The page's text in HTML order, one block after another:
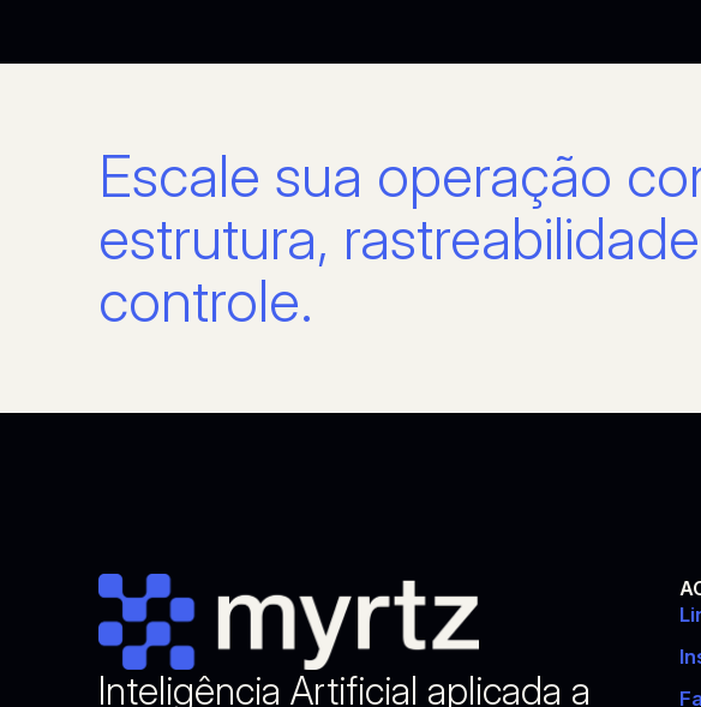
Escale sua operação
estrutura,
controle.
Inteligência Artificial aplicada a